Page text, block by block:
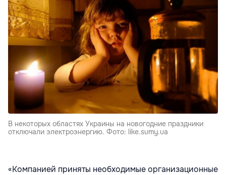
В некоторых областях Украины на новогодние праздники
отключали электроэнергию. Фото: like.sumy.ua
«Компанией приняты необходимые организационные